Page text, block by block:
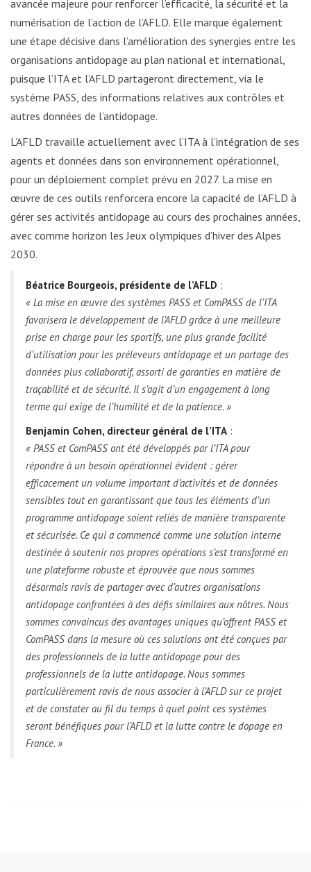
avancée majeure pour renforcer l’efficacité, la sécurité et la
numérisation de l’action de l’AFLD. Elle marque également
une étape décisive dans l’amélioration des synergies entre les
organisations antidopage au plan national et international,
puisque l’ITA et l’AFLD partageront directement, via le
système PASS, des informations relatives aux contrôles et
autres données de l’antidopage.
L’AFLD travaille actuellement avec l’ITA à l’intégration de ses
agents et données dans son environnement opérationnel,
pour un déploiement complet prévu en 2027. La mise en
œuvre de ces outils renforcera encore la capacité de l’AFLD à
gérer ses activités antidopage au cours des prochaines années,
avec comme horizon les Jeux olympiques d’hiver des Alpes
2030.
Béatrice Bourgeois, présidente de l’AFLD :
« La mise en œuvre des systèmes PASS et ComPASS de l’ITA
favorisera le développement de l’AFLD grâce à une meilleure
prise en charge pour les sportifs, une plus grande facilité
d’utilisation pour les préleveurs antidopage et un partage des
données plus collaboratif, assorti de garanties en matière de
traçabilité et de sécurité. Il s’agit d’un engagement à long
terme qui exige de l’humilité et de la patience. »
Benjamin Cohen, directeur général de l’ITA :
« PASS et ComPASS ont été développés par l’ITA pour
répondre à un besoin opérationnel évident : gérer
efficacement un volume important d’activités et de données
sensibles tout en garantissant que tous les éléments d’un
programme antidopage soient reliés de manière transparente
et sécurisée. Ce qui a commencé comme une solution interne
destinée à soutenir nos propres opérations s’est transformé en
une plateforme robuste et éprouvée que nous sommes
désormais ravis de partager avec d’autres organisations
antidopage confrontées à des défis similaires aux nôtres. Nous
sommes convaincus des avantages uniques qu’offrent PASS et
ComPASS dans la mesure où ces solutions ont été conçues par
des professionnels de la lutte antidopage pour des
professionnels de la lutte antidopage. Nous sommes
particulièrement ravis de nous associer à l’AFLD sur ce projet
et de constater au fil du temps à quel point ces systèmes
seront bénéfiques pour l’AFLD et la lutte contre le dopage en
France. »